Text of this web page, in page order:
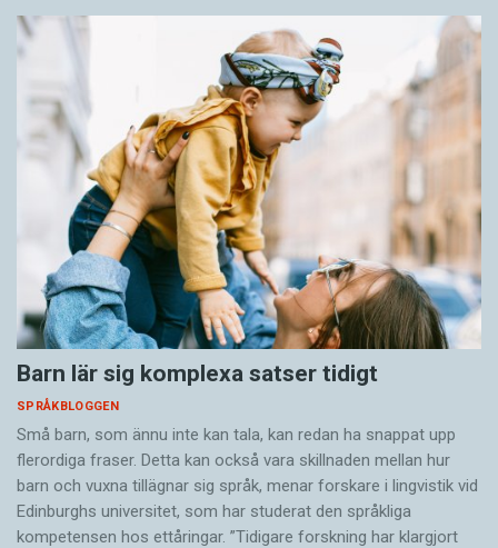
Barn lär sig komplexa satser tidigt
SPRÅKBLOGGEN
Små barn, som ännu inte kan tala, kan redan ha snappat upp
flerordiga fraser. Detta kan också vara skillnaden mellan hur
barn och vuxna tillägnar sig språk, menar forskare i lingvistik vid
Edinburghs universitet, som har studerat den språkliga
kompetensen hos ettåringar. ”Tidigare forskning har klargjort